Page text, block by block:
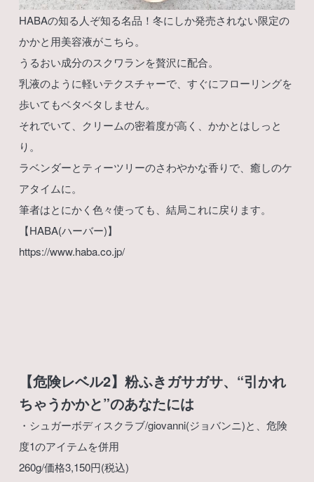
HABAの知る人ぞ知る名品！冬にしか発売されない限定の
かかと用美容液がこちら。
うるおい成分のスクワランを贅沢に配合。
乳液のように軽いテクスチャーで、すぐにフローリングを
歩いてもベタベタしません。
それでいて、クリームの密着度が高く、かかとはしっと
り。
ラベンダーとティーツリーのさわやかな香りで、癒しのケ
アタイムに。
筆者はとにかく色々使っても、結局これに戻ります。
【HABA(ハーバー)】
https://www.haba.co.jp/
【危険レベル2】粉ふきガサガサ、“引かれ
ちゃうかかと”のあなたには
・シュガーボディスクラブ/giovanni(ジョバンニ)と、危険
度1のアイテムを併用
260g/価格3,150円(税込)